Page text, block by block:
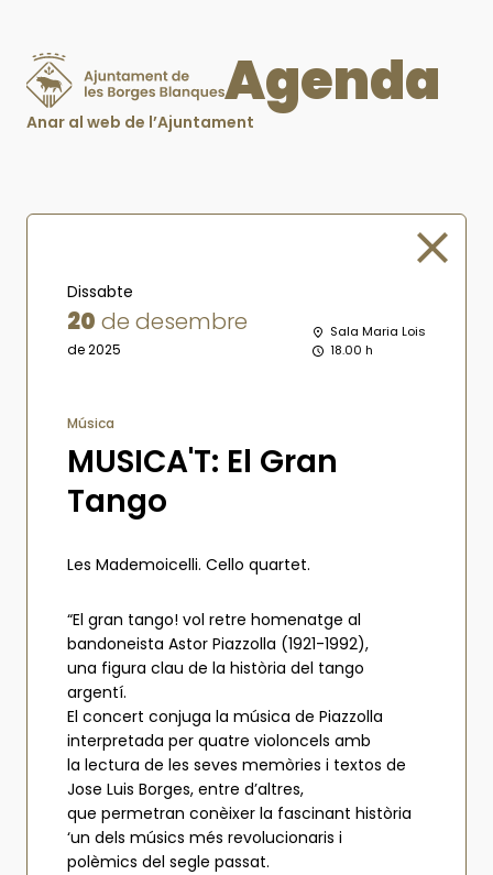
Agenda
Anar al web de l’Ajuntament
MUSICA'T: El Gran
Tango
Música
Dissabte
20 de desembre
de 2025
Sala Maria Lois
18.00 h
Les Mademoicelli. Cello quartet.
“El gran tango! vol retre homenatge al
bandoneista Astor Piazzolla (1921-1992),
una figura clau de la història del tango
argentí.
El concert conjuga la música de Piazzolla
interpretada per quatre violoncels amb
la lectura de les seves memòries i textos de
Jose Luis Borges, entre d’altres,
que permetran conèixer la fascinant història
‘un dels músics més revolucionaris i
polèmics del segle passat.